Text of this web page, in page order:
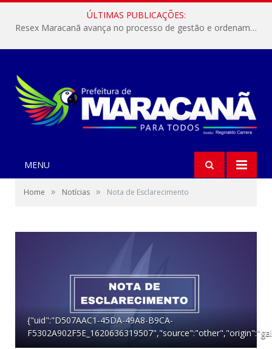
ÚLTIMAS PUBLICAÇÕES:
Resex Maracanã avança no processo de gestão e ordenamento do turismo em nossas áreas protegidas.
MENU
Home » Notícias » Nota de Esclarecimento
{"uid":"D507AAC1-45DA-49A8-B9CA-